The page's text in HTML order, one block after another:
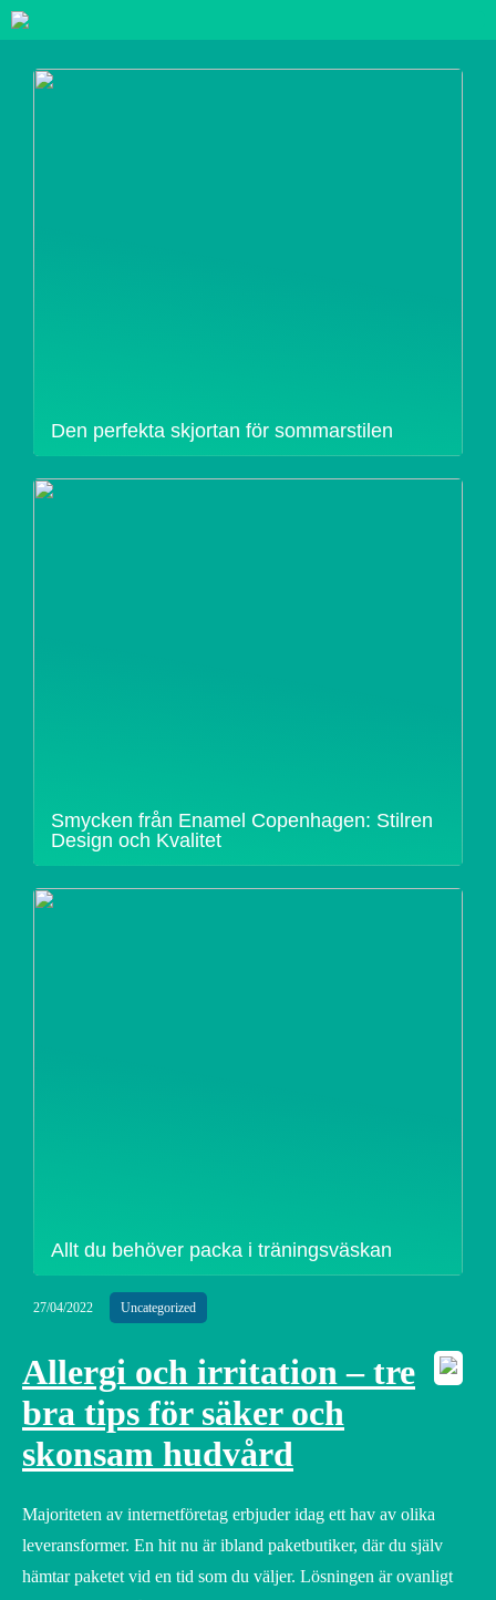
Den perfekta skjortan för sommarstilen
Smycken från Enamel Copenhagen: Stilren
Design och Kvalitet
Allt du behöver packa i träningsväskan
27/04/2022 Uncategorized
Allergi och irritation – tre
bra tips för säker och
skonsam hudvård
Majoriteten av internetföretag erbjuder idag ett hav av olika
leveransformer. En hit nu är ibland paketbutiker, där du själv
hämtar paketet vid en tid som du väljer. Lösningen är ovanligt